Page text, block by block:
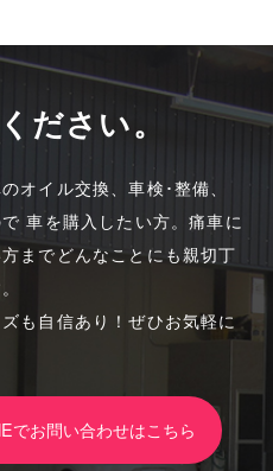
ださい。
オイル交換、車検･整備、
車を購入したい方。痛車に
までどんなことにも親切丁
も自信あり！ぜひお気軽に
お問い合わせはこちら